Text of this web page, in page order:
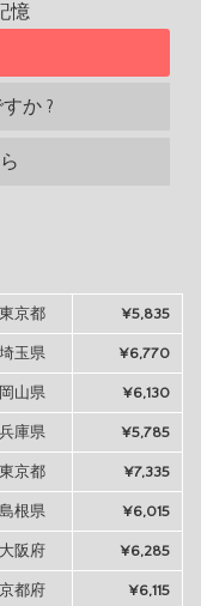
憶
か ?
東京都 ¥5,835
埼玉県 ¥6,770
岡山県 ¥6,130
兵庫県 ¥5,785
東京都 ¥7,335
島根県 ¥6,015
大阪府 ¥6,285
京都府 ¥6,115